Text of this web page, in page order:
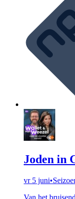
Joden in
vr 5 juni•
Van het